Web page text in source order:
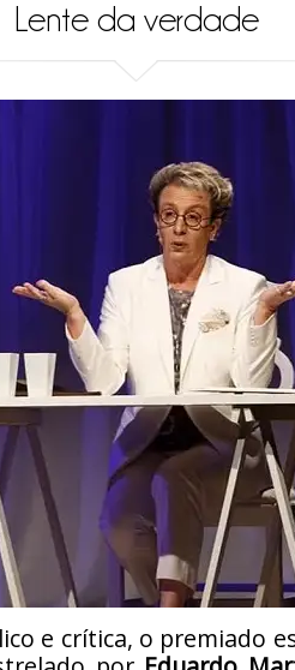
Lente da verdade
e crítica, o premiado